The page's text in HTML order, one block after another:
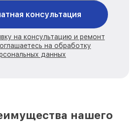
консультация
на консультацию и ремонт
на обработку
данных
нашего